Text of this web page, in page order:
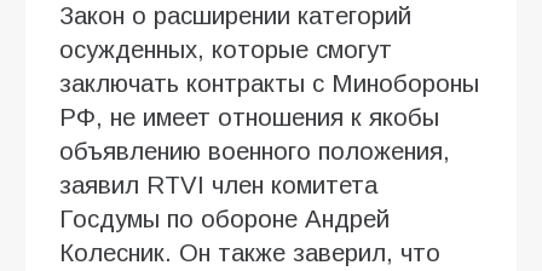
Закон о расширении категорий
осужденных, которые смогут
заключать контракты с Минобороны
РФ, не имеет отношения к якобы
объявлению военного положения,
заявил RTVI член комитета
Госдумы по обороне Андрей
Колесник. Он также заверил, что